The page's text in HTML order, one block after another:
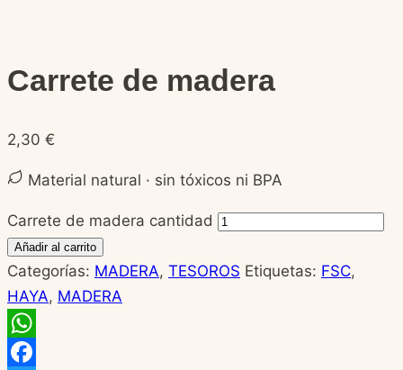
Carrete de madera
2,30 €
Material natural · sin tóxicos ni BPA
Carrete de madera cantidad
Añadir al carrito
Categorías: MADERA, TESOROS Etiquetas: FSC,
HAYA, MADERA
WhatsApp